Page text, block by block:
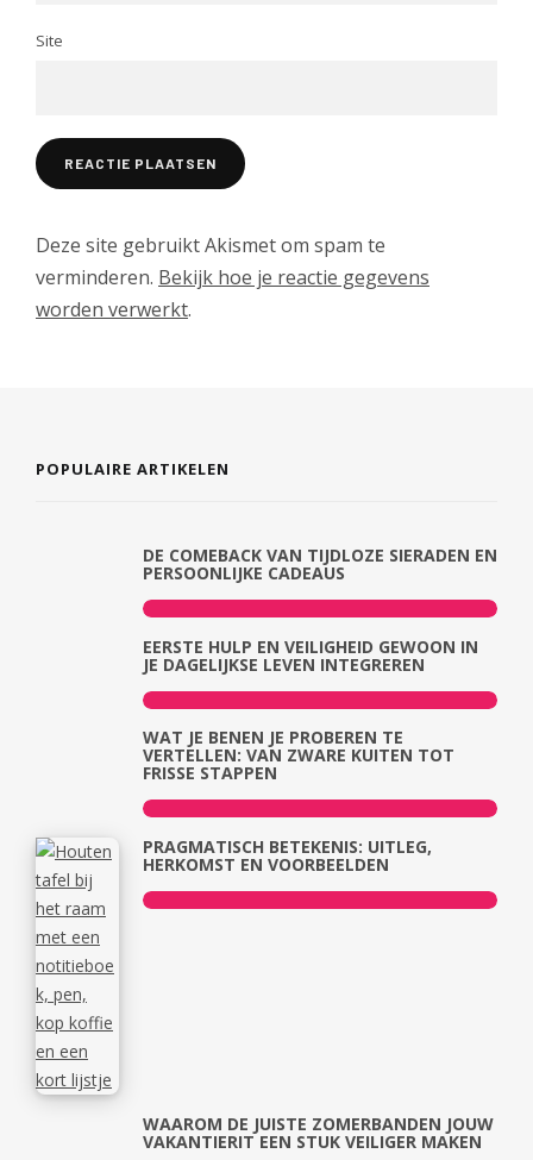
Site
Deze site gebruikt Akismet om spam te
verminderen. Bekijk hoe je reactie gegevens
worden verwerkt.
POPULAIRE ARTIKELEN
DE COMEBACK VAN TIJDLOZE SIERADEN EN
PERSOONLIJKE CADEAUS
EERSTE HULP EN VEILIGHEID GEWOON IN
JE DAGELIJKSE LEVEN INTEGREREN
WAT JE BENEN JE PROBEREN TE
VERTELLEN: VAN ZWARE KUITEN TOT
FRISSE STAPPEN
PRAGMATISCH BETEKENIS: UITLEG,
HERKOMST EN VOORBEELDEN
WAAROM DE JUISTE ZOMERBANDEN JOUW
VAKANTIERIT EEN STUK VEILIGER MAKEN